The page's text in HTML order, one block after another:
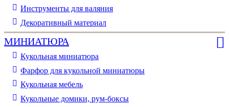
Инструменты для валяния
Декоративный материал
МИНИАТЮРА
Кукольная миниатюра
Фарфор для кукольной миниатюры
Кукольная мебель
Кукольные домики, рум-боксы